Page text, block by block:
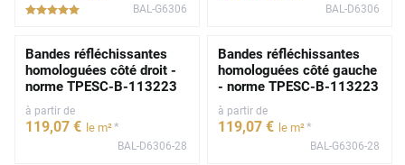
BAL-G6306 BAL-D6306
Bandes réfléchissantes
homologuées côté droit -
norme TPESC-B-113223
à partir de
119,07 € le m²*
BAL-D6306-28
Bandes réfléchissantes
homologuées côté gauche
- norme TPESC-B-113223
à partir de
119,07 € le m²*
BAL-G6306-28